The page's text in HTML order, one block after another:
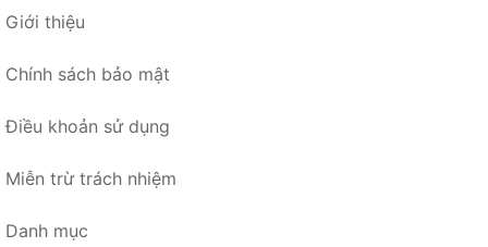
Giới thiệu
Chính sách bảo mật
Điều khoản sử dụng
Miễn trừ trách nhiệm
Danh mục